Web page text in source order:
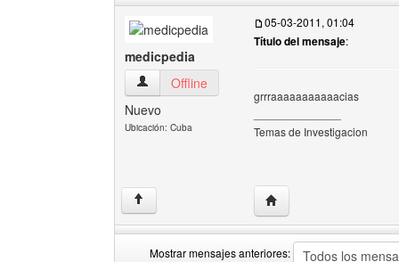
medicpedia
medicpedia Ver perfil del usuario
Offline
Nuevo
Ubicación: Cuba
05-03-2011, 01:04
Título del mensaje:
grrraaaaaaaaaaacias
Temas de Investigacion
↑ Visitar sitio web del
Mostrar mensajes anteriores: